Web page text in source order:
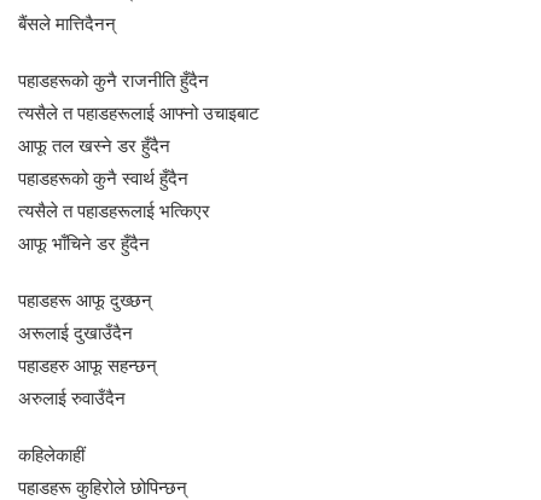
बैंसले मात्तिदैनन्
पहाडहरूको कुनै राजनीति हुँदैन
त्यसैले त पहाडहरूलाई आफ्नो उचाइबाट
आफू तल खस्ने डर हुँदैन
पहाडहरूको कुनै स्वार्थ हुँदैन
त्यसैले त पहाडहरूलाई भत्किएर
आफू भाँचिने डर हुँदैन
पहाडहरू आफू दुख्छन्
अरूलाई दुखाउँदैन
पहाडहरु आफू सहन्छन्
अरुलाई रुवाउँदैन
कहिलेकाहीं
पहाडहरू कुहिरोले छोपिन्छन्